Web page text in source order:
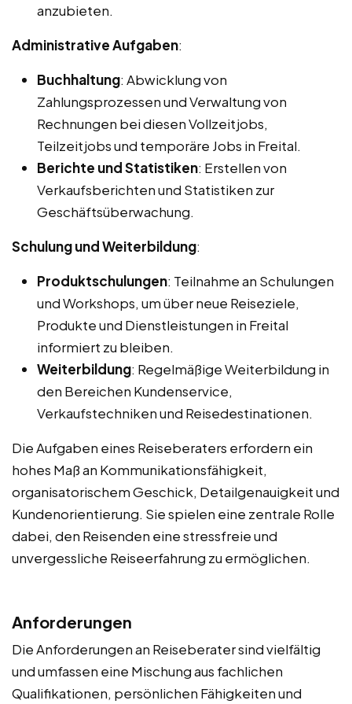
anzubieten.
Administrative Aufgaben:
Buchhaltung: Abwicklung von
Zahlungsprozessen und Verwaltung von
Rechnungen bei diesen Vollzeitjobs,
Teilzeitjobs und temporäre Jobs in Freital.
Berichte und Statistiken: Erstellen von
Verkaufsberichten und Statistiken zur
Geschäftsüberwachung.
Schulung und Weiterbildung:
Produktschulungen: Teilnahme an Schulungen
und Workshops, um über neue Reiseziele,
Produkte und Dienstleistungen in Freital
informiert zu bleiben.
Weiterbildung: Regelmäßige Weiterbildung in
den Bereichen Kundenservice,
Verkaufstechniken und Reisedestinationen.
Die Aufgaben eines Reiseberaters erfordern ein
hohes Maß an Kommunikationsfähigkeit,
organisatorischem Geschick, Detailgenauigkeit und
Kundenorientierung. Sie spielen eine zentrale Rolle
dabei, den Reisenden eine stressfreie und
unvergessliche Reiseerfahrung zu ermöglichen.
Anforderungen
Die Anforderungen an Reiseberater sind vielfältig
und umfassen eine Mischung aus fachlichen
Qualifikationen, persönlichen Fähigkeiten und